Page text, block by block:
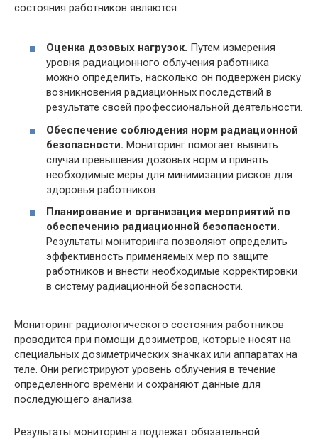
состояния работников являются:
Оценка дозовых нагрузок. Путем измерения
уровня радиационного облучения работника
можно определить, насколько он подвержен риску
возникновения радиационных последствий в
результате своей профессиональной деятельности.
Обеспечение соблюдения норм радиационной
безопасности. Мониторинг помогает выявить
случаи превышения дозовых норм и принять
необходимые меры для минимизации рисков для
здоровья работников.
Планирование и организация мероприятий по
обеспечению радиационной безопасности.
Результаты мониторинга позволяют определить
эффективность применяемых мер по защите
работников и внести необходимые корректировки
в систему радиационной безопасности.
Мониторинг радиологического состояния работников
проводится при помощи дозиметров, которые носят на
специальных дозиметрических значках или аппаратах на
теле. Они регистрируют уровень облучения в течение
определенного времени и сохраняют данные для
последующего анализа.
Результаты мониторинга подлежат обязательной